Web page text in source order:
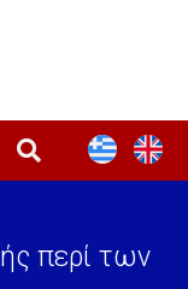
περί των